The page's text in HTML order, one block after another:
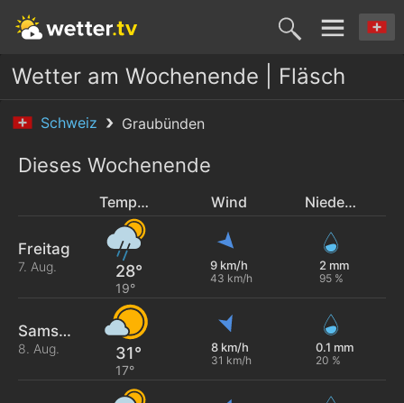
Wetter am Wochenende | Fläsch
Schweiz Graubünden
Dieses Wochenende
Temperatur Wind Niederschlag
Freitag
7. Aug. 28°
19°
9 km/h
43 km/h
2 mm
95 %
Samstag
8. Aug. 31°
17°
8 km/h
31 km/h
0.1 mm
20 %